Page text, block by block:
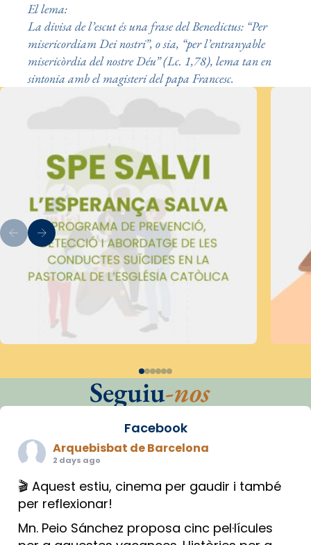
El lema:
La divisa de l’escut és una frase del Benedictus: “Per
misericordiam Dei nostri”, o sia, “per l’entranyable
misericòrdia del nostre Déu” (Lc. 1,78), lema tan en
sintonia amb el magisteri del papa Francesc.
Seguiu-nos
Facebook
Arquebisbat de Barcelona
2 days ago
🎬 Aquest estiu, cinema per gaudir i també
per reflexionar!
Mn. Peio Sánchez proposa cinc pel·lícules